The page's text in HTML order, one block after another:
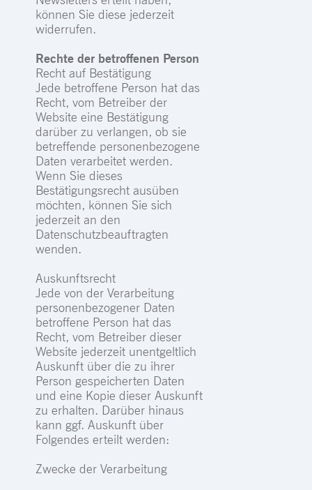
können Sie diese jederzeit
widerrufen.
Rechte der betroffenen Person
Recht auf Bestätigung
Jede betroffene Person hat das
Recht, vom Betreiber der
Website eine Bestätigung
darüber zu verlangen, ob sie
betreffende personenbezogene
Daten verarbeitet werden.
Wenn Sie dieses
Bestätigungsrecht ausüben
möchten, können Sie sich
jederzeit an den
Datenschutzbeauftragten
wenden.
Auskunftsrecht
Jede von der Verarbeitung
personenbezogener Daten
betroffene Person hat das
Recht, vom Betreiber dieser
Website jederzeit unentgeltlich
Auskunft über die zu ihrer
Person gespeicherten Daten
und eine Kopie dieser Auskunft
zu erhalten. Darüber hinaus
kann ggf. Auskunft über
Folgendes erteilt werden:
Zwecke der Verarbeitung